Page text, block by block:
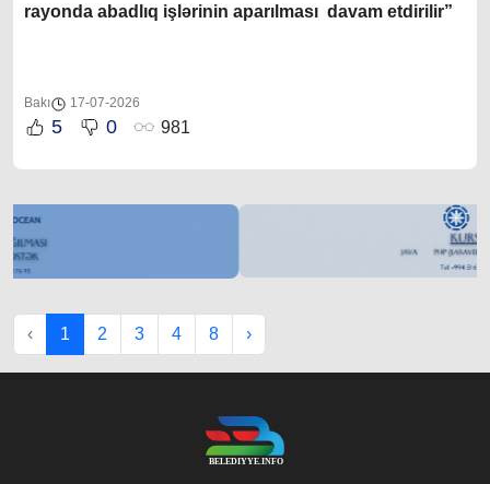
rayonda abadlıq işlərinin aparılması davam etdirilir”
Bakı 17-07-2026
5 0 981
‹ 1 2 3 4 8 ›